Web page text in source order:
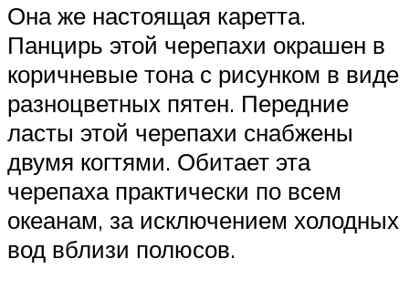
Она же настоящая каретта.
Панцирь этой черепахи окрашен в
коричневые тона с рисунком в виде
разноцветных пятен. Передние
ласты этой черепахи снабжены
двумя когтями. Обитает эта
черепаха практически по всем
океанам, за исключением холодных
вод вблизи полюсов.